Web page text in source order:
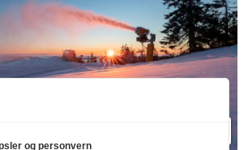
og personvern